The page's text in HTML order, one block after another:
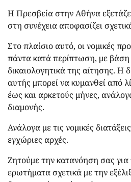
Η Πρεσβεία στην Αθήνα
στη συνέχεια αποφασίζει
Στο πλαίσιο αυτό, οι νομικές
πάντα κατά περίπτωση, με
δικαιολογητικά της αίτησης. Η
αυτής μπορεί να κυμανθεί από
έως και αρκετούς μήνες,
διαμονής.
Ανάλογα με τις νομικές
εγχώριες αρχές.
Ζητούμε την κατανόηση σας για
ερωτήματα σχετικά με την